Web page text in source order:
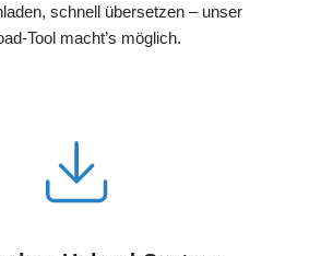
schnell übersetzen – unser
Tool macht’s möglich.